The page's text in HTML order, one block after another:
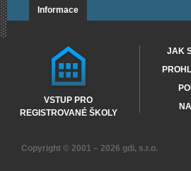
Informace
VSTUP PRO
REGISTROVANÉ ŠKOLY
JAK
Copyright © 2001 – 2026 gdi, s.r.o.